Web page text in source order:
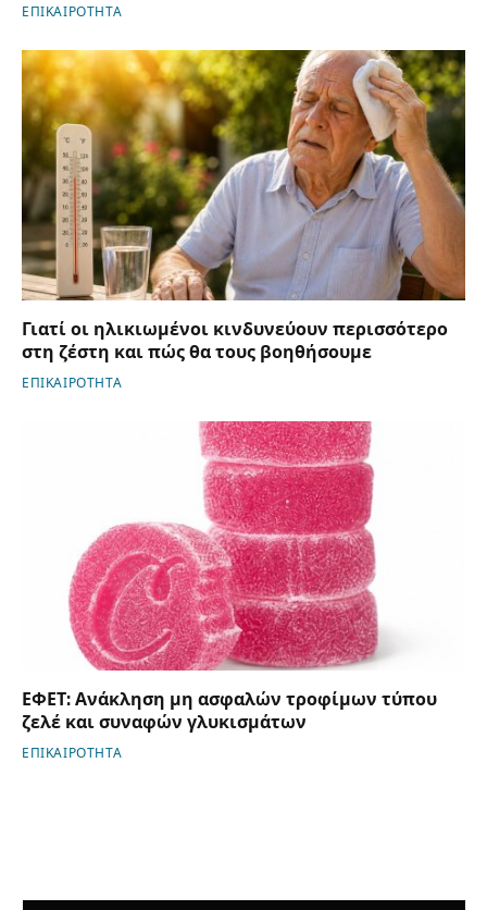
ΕΠΙΚΑΙΡΟΤΗΤΑ
Γιατί οι ηλικιωμένοι κινδυνεύουν περισσότερο
στη ζέστη και πώς θα τους βοηθήσουμε
ΕΠΙΚΑΙΡΟΤΗΤΑ
ΕΦΕΤ: Ανάκληση μη ασφαλών τροφίμων τύπου
ζελέ και συναφών γλυκισμάτων
ΕΠΙΚΑΙΡΟΤΗΤΑ